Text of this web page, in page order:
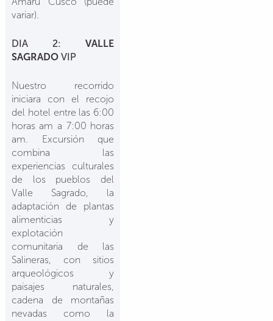
variar).
DIA 2:VALLE
SAGRADO VIP
Nuestro recorrido
iniciara con el recojo
del hotel entre las 6:00
horas am a 7:00 horas
am. Excursión que
combina las
experiencias culturales
de los pueblos del
Valle Sagrado, la
adaptación de plantas
alimenticias y
explotación
comunitaria de las
Salineras, con sitios
arqueológicos y
paisajes naturales,
cadena de montañas
nevadas como la